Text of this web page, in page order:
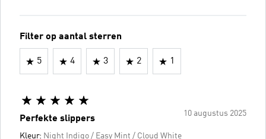
Filter op aantal sterren
5 4 3 2 1
10 augustus 2025
Perfekte slippers
Kleur: Night Indigo / Easy Mint / Cloud White